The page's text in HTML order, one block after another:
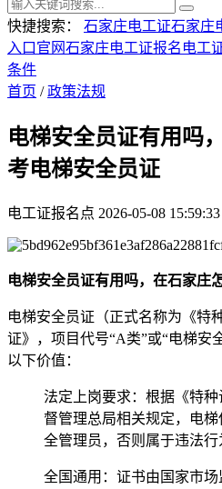
快捷搜索： 石家庄电工证石家庄
入口官网石家庄电工证报名 电工
条件
首页 /政策法规
电梯安全员证有用吗
考电梯安全员证
电工证报名点 2026-05-08 15:59:33
电梯安全员证有用吗，在石家庄
电梯安全员证（正式名称为《特
证》，项目代号“A类”或“电梯安
以下价值：
法定上岗要求‌：根据《特
督管理总局相关规定，电
全管理员，否则属于违法行
全国通用‌：证书由国家市